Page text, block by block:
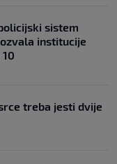
sistem
institucije
treba jesti dvije